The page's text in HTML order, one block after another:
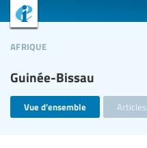
Guinée-Bissau
afrique
Vue d’ensemble Articles